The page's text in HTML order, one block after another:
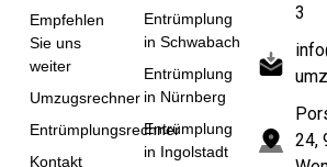
Empfehlen
Sie uns
weiter
Umzugsrechner
Entrümplungsrechner
Kontakt
Entrümplung
in Schwabach
Entrümplung
in Nürnberg
Entrümplung
in Ingolstadt
3
24,